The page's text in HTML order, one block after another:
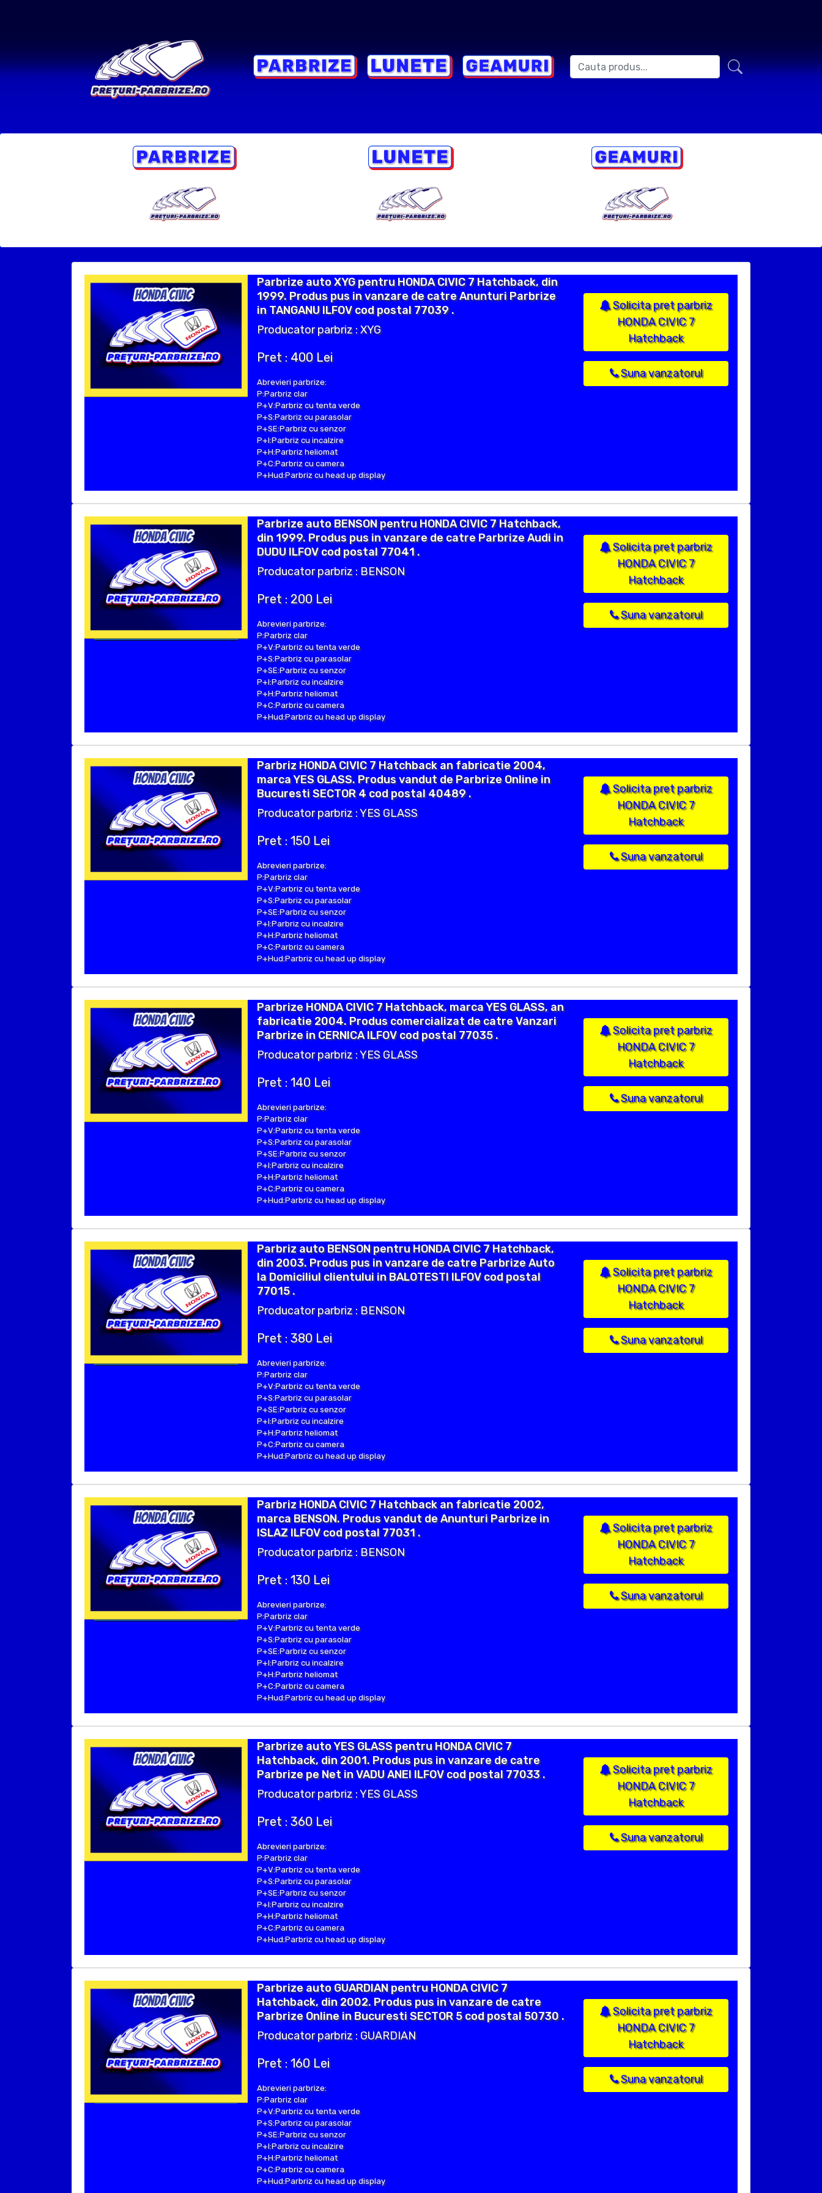
Parbrize auto XYG pentru HONDA CIVIC 7 Hatchback, din
1999. Produs pus in vanzare de catre Anunturi Parbrize
in TANGANU ILFOV cod postal 77039 .
Producator parbriz : XYG
Pret : 400 Lei
Abrevieri parbrize:
P:Parbriz clar
P+V:Parbriz cu tenta verde
P+S:Parbriz cu parasolar
P+SE:Parbriz cu senzor
P+I:Parbriz cu incalzire
P+H:Parbriz heliomat
P+C:Parbriz cu camera
P+Hud:Parbriz cu head up display
Solicita pret parbriz
HONDA CIVIC 7
Hatchback
Suna vanzatorul
Parbrize auto BENSON pentru HONDA CIVIC 7 Hatchback,
din 1999. Produs pus in vanzare de catre Parbrize Audi in
DUDU ILFOV cod postal 77041 .
Producator parbriz : BENSON
Pret : 200 Lei
Abrevieri parbrize:
P:Parbriz clar
P+V:Parbriz cu tenta verde
P+S:Parbriz cu parasolar
P+SE:Parbriz cu senzor
P+I:Parbriz cu incalzire
P+H:Parbriz heliomat
P+C:Parbriz cu camera
P+Hud:Parbriz cu head up display
Solicita pret parbriz
HONDA CIVIC 7
Hatchback
Suna vanzatorul
Parbriz HONDA CIVIC 7 Hatchback an fabricatie 2004,
marca YES GLASS. Produs vandut de Parbrize Online in
Bucuresti SECTOR 4 cod postal 40489 .
Producator parbriz : YES GLASS
Pret : 150 Lei
Abrevieri parbrize:
P:Parbriz clar
P+V:Parbriz cu tenta verde
P+S:Parbriz cu parasolar
P+SE:Parbriz cu senzor
P+I:Parbriz cu incalzire
P+H:Parbriz heliomat
P+C:Parbriz cu camera
P+Hud:Parbriz cu head up display
Solicita pret parbriz
HONDA CIVIC 7
Hatchback
Suna vanzatorul
Parbrize HONDA CIVIC 7 Hatchback, marca YES GLASS, an
fabricatie 2004. Produs comercializat de catre Vanzari
Parbrize in CERNICA ILFOV cod postal 77035 .
Producator parbriz : YES GLASS
Pret : 140 Lei
Abrevieri parbrize:
P:Parbriz clar
P+V:Parbriz cu tenta verde
P+S:Parbriz cu parasolar
P+SE:Parbriz cu senzor
P+I:Parbriz cu incalzire
P+H:Parbriz heliomat
P+C:Parbriz cu camera
P+Hud:Parbriz cu head up display
Solicita pret parbriz
HONDA CIVIC 7
Hatchback
Suna vanzatorul
Parbriz auto BENSON pentru HONDA CIVIC 7 Hatchback,
din 2003. Produs pus in vanzare de catre Parbrize Auto
la Domiciliul clientului in BALOTESTI ILFOV cod postal
77015 .
Producator parbriz : BENSON
Pret : 380 Lei
Abrevieri parbrize:
P:Parbriz clar
P+V:Parbriz cu tenta verde
P+S:Parbriz cu parasolar
P+SE:Parbriz cu senzor
P+I:Parbriz cu incalzire
P+H:Parbriz heliomat
P+C:Parbriz cu camera
P+Hud:Parbriz cu head up display
Solicita pret parbriz
HONDA CIVIC 7
Hatchback
Suna vanzatorul
Parbriz HONDA CIVIC 7 Hatchback an fabricatie 2002,
marca BENSON. Produs vandut de Anunturi Parbrize in
ISLAZ ILFOV cod postal 77031 .
Producator parbriz : BENSON
Pret : 130 Lei
Abrevieri parbrize:
P:Parbriz clar
P+V:Parbriz cu tenta verde
P+S:Parbriz cu parasolar
P+SE:Parbriz cu senzor
P+I:Parbriz cu incalzire
P+H:Parbriz heliomat
P+C:Parbriz cu camera
P+Hud:Parbriz cu head up display
Solicita pret parbriz
HONDA CIVIC 7
Hatchback
Suna vanzatorul
Parbrize auto YES GLASS pentru HONDA CIVIC 7
Hatchback, din 2001. Produs pus in vanzare de catre
Parbrize pe Net in VADU ANEI ILFOV cod postal 77033 .
Producator parbriz : YES GLASS
Pret : 360 Lei
Abrevieri parbrize:
P:Parbriz clar
P+V:Parbriz cu tenta verde
P+S:Parbriz cu parasolar
P+SE:Parbriz cu senzor
P+I:Parbriz cu incalzire
P+H:Parbriz heliomat
P+C:Parbriz cu camera
P+Hud:Parbriz cu head up display
Solicita pret parbriz
HONDA CIVIC 7
Hatchback
Suna vanzatorul
Parbrize auto GUARDIAN pentru HONDA CIVIC 7
Hatchback, din 2002. Produs pus in vanzare de catre
Parbrize Online in Bucuresti SECTOR 5 cod postal 50730 .
Producator parbriz : GUARDIAN
Pret : 160 Lei
Abrevieri parbrize:
P:Parbriz clar
P+V:Parbriz cu tenta verde
P+S:Parbriz cu parasolar
P+SE:Parbriz cu senzor
P+I:Parbriz cu incalzire
P+H:Parbriz heliomat
P+C:Parbriz cu camera
P+Hud:Parbriz cu head up display
Solicita pret parbriz
HONDA CIVIC 7
Hatchback
Suna vanzatorul